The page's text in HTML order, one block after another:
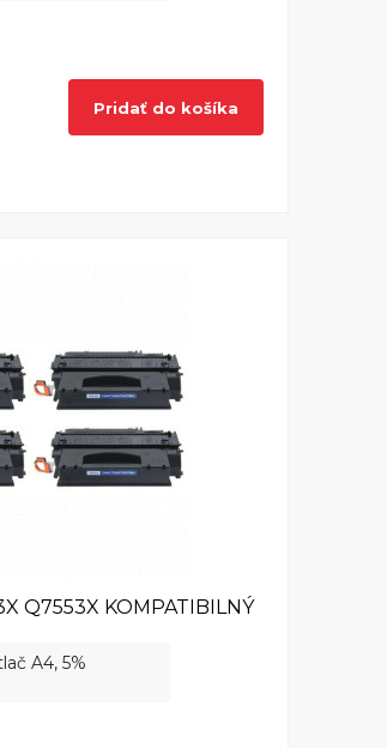
Pridať do košíka
Q7553X KOMPATIBILNÝ
A4, 5%